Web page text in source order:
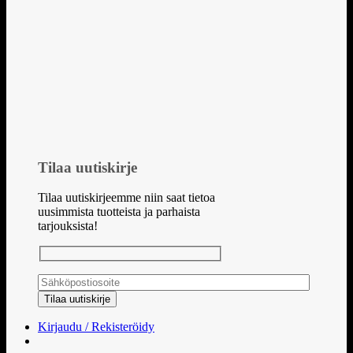
Tilaa uutiskirje
Tilaa uutiskirjeemme niin saat tietoa
uusimmista tuotteista ja parhaista
tarjouksista!
Kirjaudu / Rekisteröidy